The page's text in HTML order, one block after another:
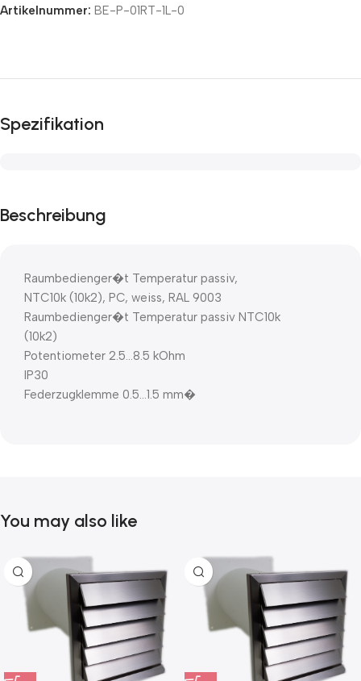
Artikelnummer: BE-P-01RT-1L-0
Spezifikation
Beschreibung
Raumbedienger�t Temperatur passiv,
NTC10k (10k2), PC, weiss, RAL 9003
Raumbedienger�t Temperatur passiv NTC10k
(10k2)
Potentiometer 2.5…8.5 kOhm
IP30
Federzugklemme 0.5…1.5 mm�
You may also like